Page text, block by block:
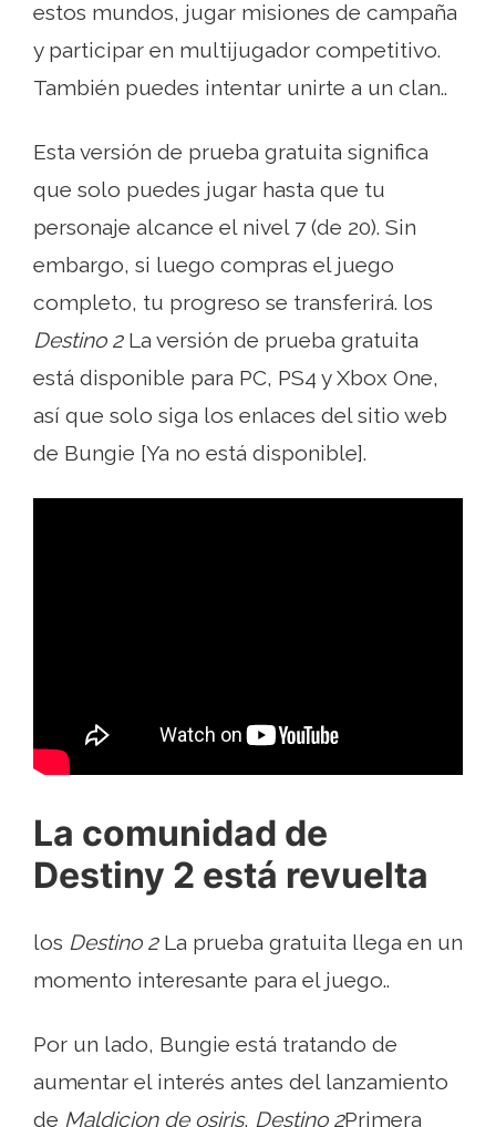
estos mundos, jugar misiones de campaña
y participar en multijugador competitivo.
También puedes intentar unirte a un clan..
Esta versión de prueba gratuita significa
que solo puedes jugar hasta que tu
personaje alcance el nivel 7 (de 20). Sin
embargo, si luego compras el juego
completo, tu progreso se transferirá. los
Destino 2La versión de prueba gratuita
está disponible para PC, PS4 y Xbox One,
así que solo siga los enlaces del sitio web
de Bungie [Ya no está disponible].
La comunidad de
Destiny 2 está revuelta
los Destino 2La prueba gratuita llega en un
momento interesante para el juego..
Por un lado, Bungie está tratando de
aumentar el interés antes del lanzamiento
de Maldicion de osiris, Destino 2Primera